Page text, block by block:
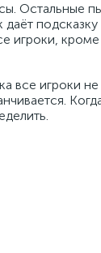
Остальные
игроки,
все игроки